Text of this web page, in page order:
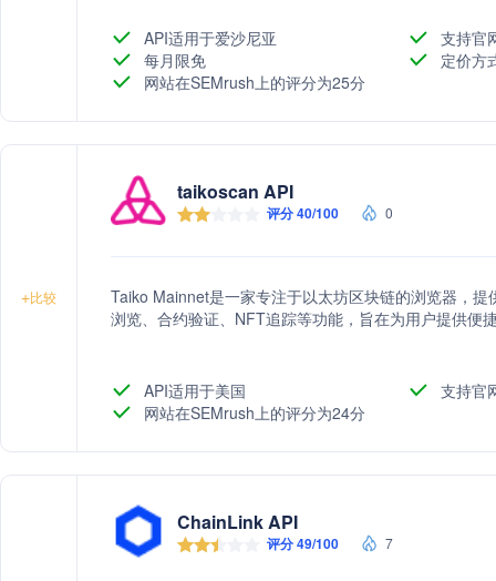
API适用于爱沙尼亚
支持官
每月限免
定价方
网站在SEMrush上的评分为25分
+比较
taikoscan API
评分 40/100 0
Taiko Mainnet是一家专注于以太坊区块链的浏览器，
浏览、合约验证、NFT追踪等功能，旨在为用户提供便
API适用于美国
支持官
网站在SEMrush上的评分为24分
ChainLink API
评分 49/100 7